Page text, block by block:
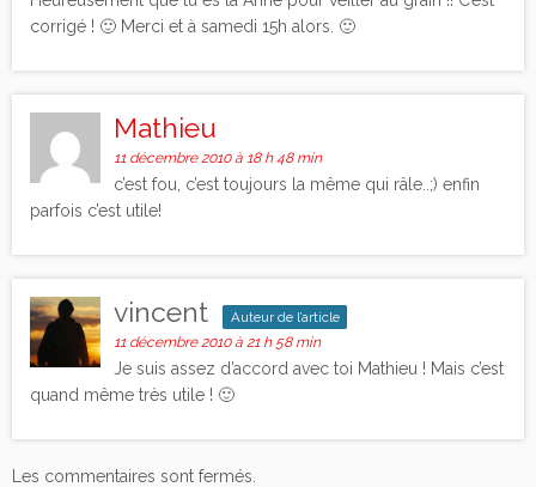
corrigé ! 🙂 Merci et à samedi 15h alors. 🙂
Mathieu
11 décembre 2010 à 18 h 48 min
c’est fou, c’est toujours la même qui râle..;) enfin
parfois c’est utile!
vincent
Auteur de l’article
11 décembre 2010 à 21 h 58 min
Je suis assez d’accord avec toi Mathieu ! Mais c’est
quand même très utile ! 🙂
Les commentaires sont fermés.